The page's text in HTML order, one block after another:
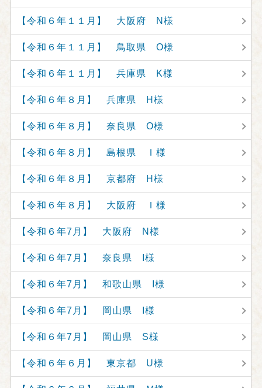
【令和６年１１月】 大阪府 N様
【令和６年１１月】 鳥取県 O様
【令和６年１１月】 兵庫県 K様
【令和６年８月】 兵庫県 H様
【令和６年８月】 奈良県 O様
【令和６年８月】 島根県 Ｉ様
【令和６年８月】 京都府 H様
【令和６年８月】 大阪府 Ｉ様
【令和６年7月】 大阪府 N様
【令和６年7月】 奈良県 I様
【令和６年7月】 和歌山県 I様
【令和６年7月】 岡山県 I様
【令和６年7月】 岡山県 S様
【令和６年６月】 東京都 U様